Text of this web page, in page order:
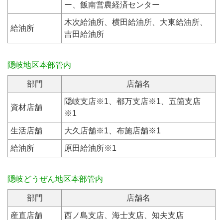
ー、飯南営農経済センター
給油所
木次給油所、横田給油所、大東給油所、
吉田給油所
隠岐地区本部管内
部門 店舗名
資材店舗
隠岐支店※1、都万支店※1、五箇支店
※1
生活店舗 大久店舗※1、布施店舗※1
給油所 原田給油所※1
隠岐どうぜん地区本部管内
部門 店舗名
産直店舗 西ノ島支店、海士支店、知夫支店